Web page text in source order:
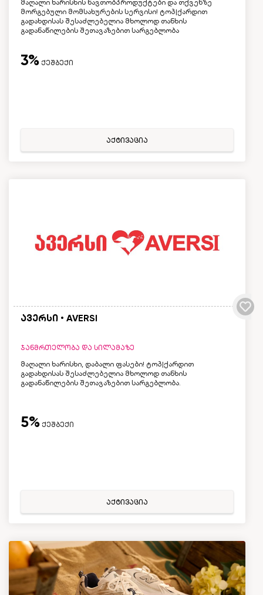
მაღალი ხარისხის ნავთობპროდუქტები და თქვენზე
მორგებული მომსახურების სერვისი! ტოპ|ქარდით
გადახდისას შესაძლებელია მხოლოდ თანხის
გადანაწილების შეთავაზებით სარგებლობა
3% ქეშბექი
აქტივაცია
ავერსი • AVERSI
ჯანმრთელობა და სილამაზე
მაღალი ხარისხი, დაბალი ფასები! ტოპ|ქარდით
გადახდისას შესაძლებელია მხოლოდ თანხის
გადანაწილების შეთავაზებით სარგებლობა.
5% ქეშბექი
აქტივაცია